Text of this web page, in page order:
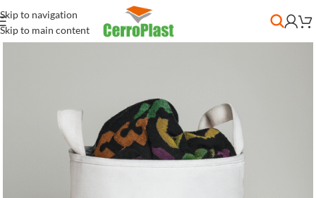
Skip to navigation
Skip to main content